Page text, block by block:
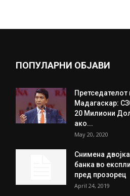
ПОПУЛАРНИ ОБЈАВИ
Претседателот
Мадагаскар:
20 Милиони
ако...
May 20, 2020
Снимена
банка во
пред прозорец
April 24, 2019